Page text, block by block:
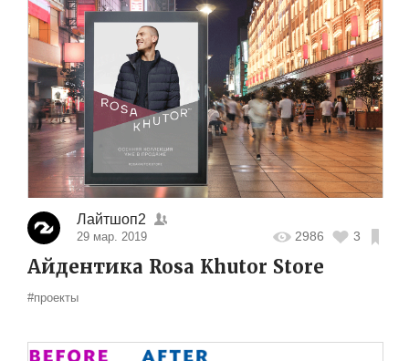
Лайтшоп2
29 мар. 2019 2986 3
Айдентика Rosa Khutor Store
#проекты